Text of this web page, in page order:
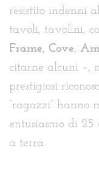
resistito indenni
tavoli, tavolini,
Frame, Cove,
citarne alcuni –,
prestigiosi
“ragazzi” hanno
entusiasmo di
a terra.